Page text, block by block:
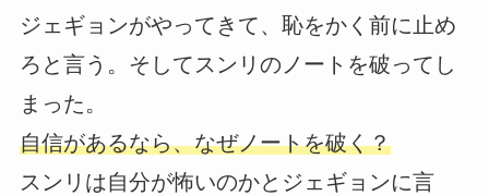
ジェギョンがやってきて、恥をかく前に止め
ろと言う。そしてスンリのノートを破ってし
まった。
自信があるなら、なぜノートを破く？
スンリは自分が怖いのかとジェギョンに言